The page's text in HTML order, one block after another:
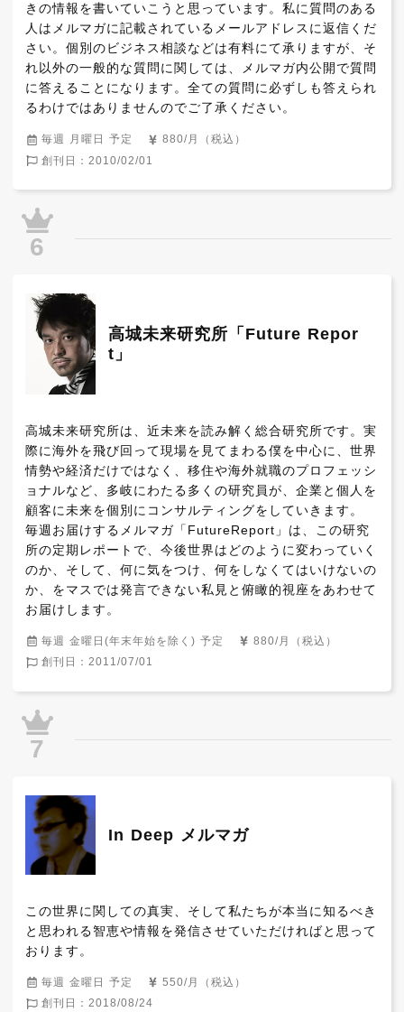
きの情報を書いていこうと思っています。私に質問のある
人はメルマガに記載されているメールアドレスに返信くだ
さい。個別のビジネス相談などは有料にて承りますが、そ
れ以外の一般的な質問に関しては、メルマガ内公開で質問
に答えることになります。全ての質問に必ずしも答えられ
るわけではありませんのでご了承ください。
毎週 月曜日 予定
880/月（税込）
創刊日：2010/02/01
6
高城未来研究所「Future Repor
t」
高城未来研究所は、近未来を読み解く総合研究所です。実
際に海外を飛び回って現場を見てまわる僕を中心に、世界
情勢や経済だけではなく、移住や海外就職のプロフェッシ
ョナルなど、多岐にわたる多くの研究員が、企業と個人を
顧客に未来を個別にコンサルティングをしていきます。
毎週お届けするメルマガ「FutureReport」は、この研究
所の定期レポートで、今後世界はどのように変わっていく
のか、そして、何に気をつけ、何をしなくてはいけないの
か、をマスでは発言できない私見と俯瞰的視座をあわせて
お届けします。
毎週 金曜日(年末年始を除く) 予定
880/月（税込）
創刊日：2011/07/01
7
In Deep メルマガ
この世界に関しての真実、そして私たちが本当に知るべき
と思われる智恵や情報を発信させていただければと思って
おります。
毎週 金曜日 予定
550/月（税込）
創刊日：2018/08/24